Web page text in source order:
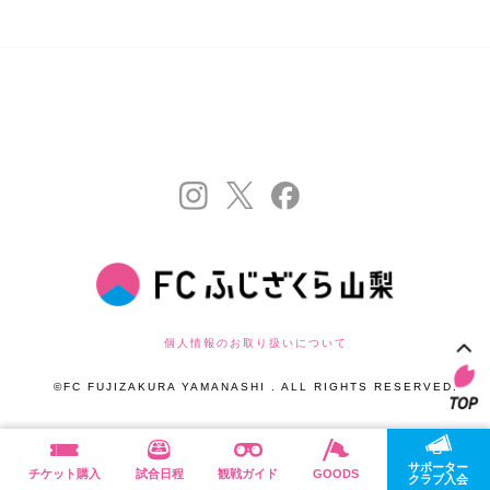
個人情報のお取り扱いについて
©FC FUJIZAKURA YAMANASHI . ALL RIGHTS RESERVED.
チケット購入 試合日程 観戦ガイド GOODS
サポーター
クラブ入会